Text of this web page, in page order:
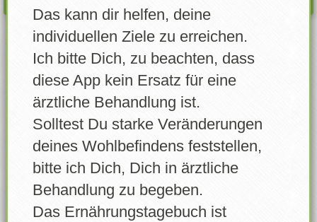
Erinnerungen
Lebensmittel erstellen
Eigene Lebensmittel
Errungenschaften
Login
Account freigeben
Lebensmittel wählen
Regenwälder teewurst geräuchert grob
Menge
Das kann dir helfen, deine
individuellen Ziele zu erreichen.
Ich bitte Dich, zu beachten, dass
diese App kein Ersatz für eine
ärztliche Behandlung ist.
Solltest Du starke Veränderungen
deines Wohlbefindens feststellen,
bitte ich Dich, Dich in ärztliche
Behandlung zu begeben.
Das Ernährungstagebuch ist